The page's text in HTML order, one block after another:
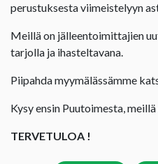
perustuksesta viimeistelyyn
Meillä on jälleentoimittajien
tarjolla ja ihasteltavana.
Piipahda myymälässämme
Kysy ensin Puutoimesta,
TERVETULOA !